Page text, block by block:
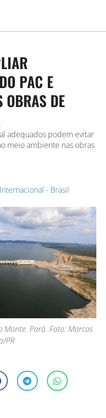
PAC E
OBRAS DE
adequados podem evitar
meio ambiente nas obras
- Brasil
Monte. Pará. Foto: Marcos
PR